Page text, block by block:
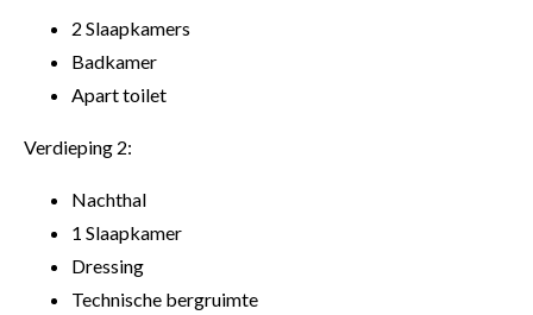
2 Slaapkamers
Badkamer
Apart toilet
Verdieping 2:
Nachthal
1 Slaapkamer
Dressing
Technische bergruimte